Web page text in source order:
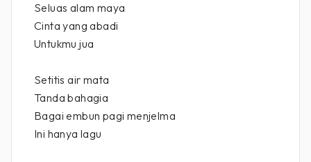
Seluas alam maya
Cinta yang abadi
Untukmu jua
Setitis air mata
Tanda bahagia
Bagai embun pagi menjelma
Ini hanya lagu